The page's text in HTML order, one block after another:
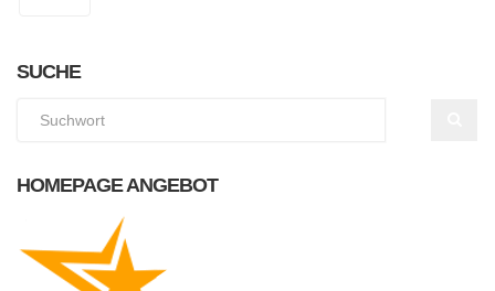
SUCHE
HOMEPAGE ANGEBOT